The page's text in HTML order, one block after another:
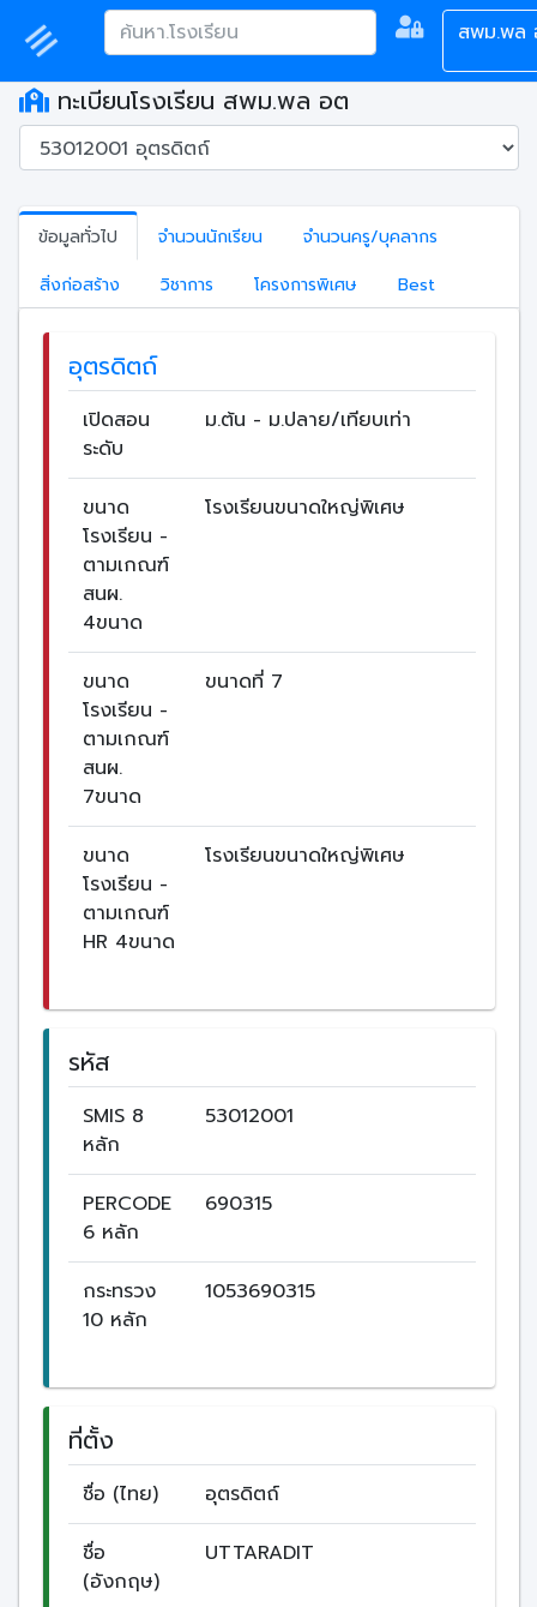
สพม.พล
ทะเบียนโรงเรียน สพม.พล อต
ข้อมูลทั่วไป จำนวนนักเรียน
จำนวนครู/บุคลากร
สิ่งก่อสร้าง
วิชาการ โครงการพิเศษ Best
อุตรดิตถ์
เปิดสอน
ระดับ
ม.ต้น - ม.ปลาย/เทียบเท่า
ขนาด
โรงเรียน -
ตามเกณฑ์
สนผ.
4ขนาด
โรงเรียนขนาดใหญ่พิเศษ
ขนาด
โรงเรียน -
ตามเกณฑ์
สนผ.
7ขนาด
ขนาดที่ 7
ขนาด
โรงเรียน -
ตามเกณฑ์
HR 4ขนาด
โรงเรียนขนาดใหญ่พิเศษ
รหัส
SMIS 8
หลัก
53012001
PERCODE
6 หลัก
690315
กระทรวง
10 หลัก
1053690315
ที่ตั้ง
ชื่อ (ไทย) อุตรดิตถ์
ชื่อ
(อังกฤษ)
UTTARADIT